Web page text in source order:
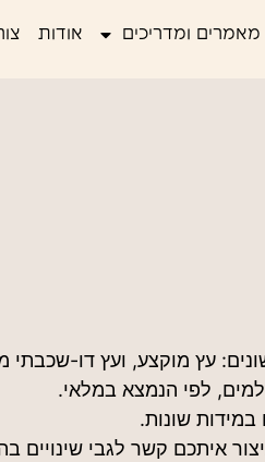
מאמרים ומדריכים אודות
עץ מוקצע, ועץ דו-שכבתי
לפי הנמצא במלאי.
שונות.
איתכם קשר לגבי שינויים